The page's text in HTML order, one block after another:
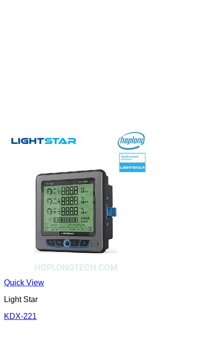
Quick View
Light Star
KDX-221